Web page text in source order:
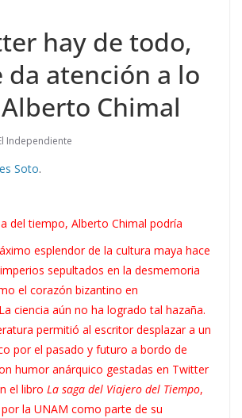
hay de todo,
da atención a lo
Chimal
Independiente
Soto.
del tiempo, Alberto Chimal podría
esplendor de la cultura maya hace
sepultados en la desmemoria
el corazón bizantino en
ciencia aún no ha logrado tal hazaña.
permitió al escritor desplazar a un
por el pasado y futuro a bordo de
humor anárquico gestadas en Twitter
el libro La saga del Viajero del Tiempo,
la UNAM como parte de su